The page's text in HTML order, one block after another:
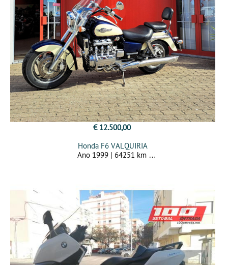
€ 12.500,00
Honda F6 VALQUIRIA
Ano 1999 | 64251 km